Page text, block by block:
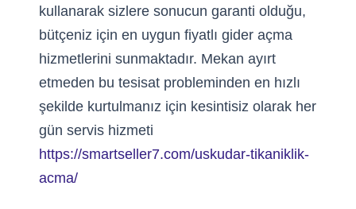
kullanarak sizlere sonucun garanti olduğu,
bütçeniz için en uygun fiyatlı gider açma
hizmetlerini sunmaktadır. Mekan ayırt
etmeden bu tesisat probleminden en hızlı
şekilde kurtulmanız için kesintisiz olarak her
gün servis hizmeti
https://smartseller7.com/uskudar-tikaniklik-
acma/